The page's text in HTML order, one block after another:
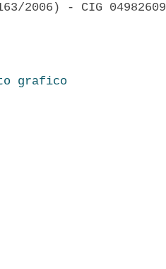
2006) - CIG
grafico